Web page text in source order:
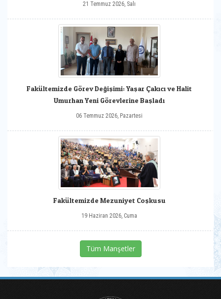
21 Temmuz 2026, Salı
Fakültemizde Görev Değişimi: Yaşar Çakıcı ve Halit
Umurhan Yeni Görevlerine Başladı
06 Temmuz 2026, Pazartesi
Fakültemizde Mezuniyet Coşkusu
19 Haziran 2026, Cuma
Tüm Manşetler